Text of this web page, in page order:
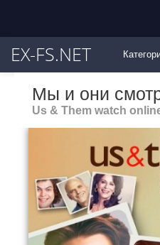
EX-FS.NET
Мы и они
Us & Them watch